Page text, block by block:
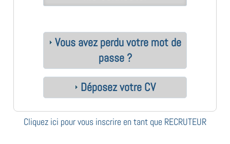
Vous avez perdu votre mot de
passe ?
Déposez votre CV
Cliquez ici pour vous inscrire en tant que RECRUTEUR